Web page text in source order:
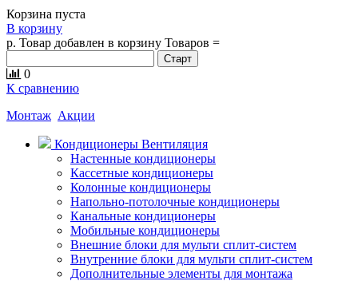
Корзина пуста
В корзину
р. Товар добавлен в корзину Товаров =
0
К сравнению
Монтаж Акции
Кондиционеры Вентиляция
Настенные кондиционеры
Кассетные кондиционеры
Колонные кондиционеры
Напольно-потолочные кондиционеры
Канальные кондиционеры
Мобильные кондиционеры
Внешние блоки для мульти сплит-систем
Внутренние блоки для мульти сплит-систем
Дополнительные элементы для монтажа